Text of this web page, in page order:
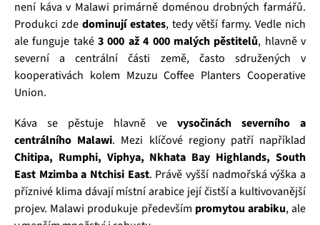
není káva v Malawi primárně doménou drobných farmářů.
Produkci zde dominují estates, tedy větší farmy. Vedle nich
ale funguje také3 000 až 4 000 malých pěstitelů, hlavně v
severní a centrální části země, často sdružených v
kooperativách kolem Mzuzu Coffee Planters Cooperative
Union.
Káva se pěstuje hlavně ve vysočinách severního a
centrálního Malawi. Mezi klíčové regiony patří například
Chitipa, Rumphi, Viphya, Nkhata Bay Highlands, South
East Mzimba a Ntchisi East. Právě vyšší nadmořská výška a
příznivé klima dávají místní arabice její čistší a kultivovanější
projev. Malawi produkuje především promytou arabiku, ale